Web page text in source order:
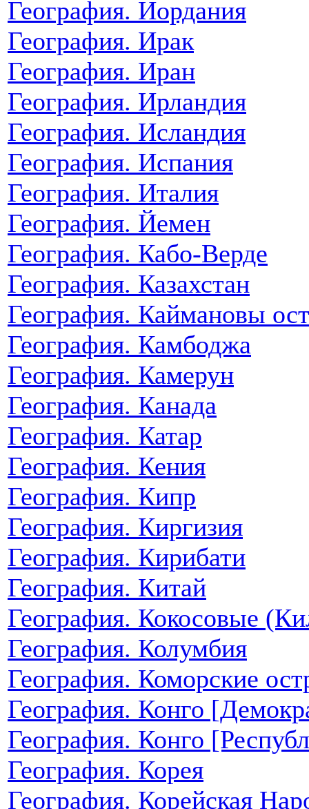
География. Иордания
География. Ирак
География. Иран
География. Ирландия
География. Исландия
География. Испания
География. Италия
География. Йемен
География. Кабо-Верде
География. Казахстан
География. Каймановы
География. Камбоджа
География. Камерун
География. Канада
География. Катар
География. Кения
География. Кипр
География. Киргизия
География. Кирибати
География. Китай
География. Кокосовые
География. Колумбия
География. Коморские
География. Конго
География. Конго
География. Корея
География. Корейская